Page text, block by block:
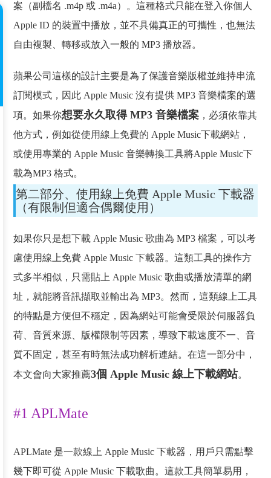
案（副檔名 .m4p 或 .m4a）。這種格式只能在登入你個人
Apple ID 的裝置中播放，並不具備真正的可攜性，也無法
自由複製、轉移或放入一般的 MP3 播放器。
蘋果公司這樣的設計主要是為了保護音樂版權並維持串流
訂閱模式，因此 Apple Music 沒有提供 MP3 音樂檔案的選
項。如果你想要永久取得 MP3 音樂檔案 ，必須依靠其
他方式，例如從使用線上免費的 Apple Music下載網站，
或使用專業的 Apple Music 音樂轉換工具將Apple Music下
載為MP3 格式。
第二部分、使用線上免費 Apple Music 下載器
（有限制但適合偶爾使用）
如果你只是想下載 Apple Music 歌曲為 MP3 檔案，可以考
慮使用線上免費 Apple Music 下載器。這類工具的操作方
式多半相似，只需貼上 Apple Music 歌曲或播放清單的網
址，就能將音訊擷取並輸出為 MP3。然而，這類線上工具
的特點是方便但不穩定，因為網站可能會受限於伺服器負
荷、音質來源、版權限制等因素，導致下載速度不一、音
質不固定，甚至有時無法成功解析連結。在這一部分中，
本文會向大家推薦3個 Apple Music 線上下載網站。
#1 APLMate
APLMate 是一款線上 Apple Music 下載器，用戶只需點擊
幾下即可從 Apple Music 下載歌曲。這款工具簡單易用，